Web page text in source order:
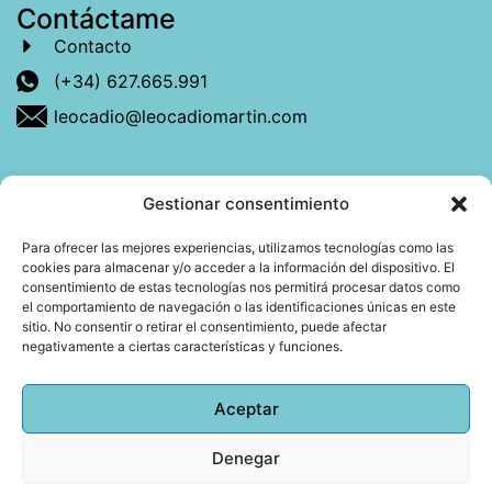
Gestionar consentimiento
Para ofrecer las mejores experiencias, utilizamos tecnologías como las
cookies para almacenar y/o acceder a la información del dispositivo. El
consentimiento de estas tecnologías nos permitirá procesar datos como
el comportamiento de navegación o las identificaciones únicas en este
sitio. No consentir o retirar el consentimiento, puede afectar
negativamente a ciertas características y funciones.
Aceptar
Denegar
Contáctame
Contacto
(+34) 627.665.991
leocadio@leocadiomartin.com
Descubre más sobre mí
Mi libro: La felicidad: qué ayuda y qué no.
Blog: Reflexiones que conectan
Agendar cita